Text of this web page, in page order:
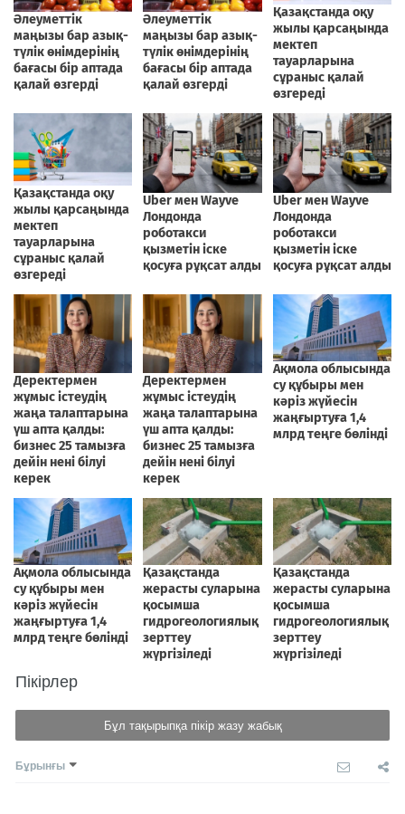
Пікірлер
Бұл тақырыпқа пікір жазу жабық
Бұрынғы